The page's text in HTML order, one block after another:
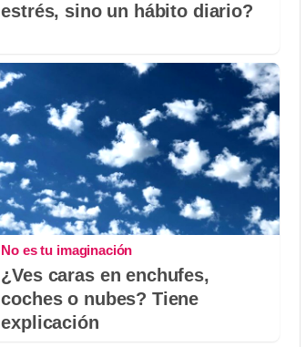
estrés, sino un hábito diario?
No es tu imaginación
¿Ves caras en enchufes,
coches o nubes? Tiene
explicación